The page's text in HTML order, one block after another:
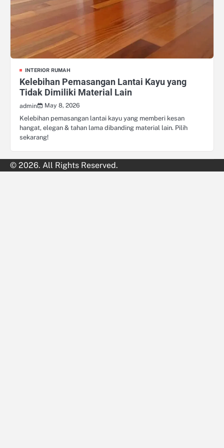
INTERIOR RUMAH
Kelebihan Pemasangan Lantai Kayu yang
Tidak Dimiliki Material Lain
admin
May 8, 2026
Kelebihan pemasangan lantai kayu yang memberi kesan
hangat, elegan & tahan lama dibanding material lain. Pilih
sekarang!
© 2026. All Rights Reserved.